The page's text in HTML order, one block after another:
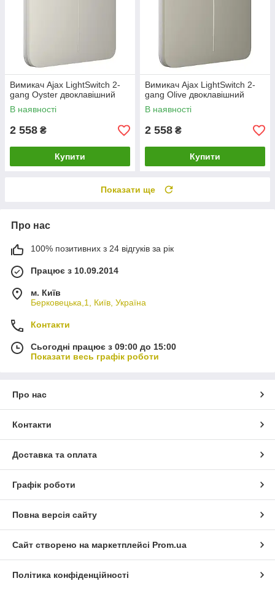
Вимикач Ajax LightSwitch 2-
gang Oyster двоклавішний
В наявності
2 558 ₴
Купити
Вимикач Ajax LightSwitch 2-
gang Olive двоклавішний
В наявності
2 558 ₴
Купити
Показати ще
Про нас
100% позитивних з 24 відгуків за рік
Працює з 10.09.2014
м. Київ
Берковецька,1, Київ, Україна
Контакти
Сьогодні працює з 09:00 до 15:00
Показати весь графік роботи
Про нас
Контакти
Доставка та оплата
Графік роботи
Повна версія сайту
Сайт створено на маркетплейсі Prom.ua
Політика конфіденційності